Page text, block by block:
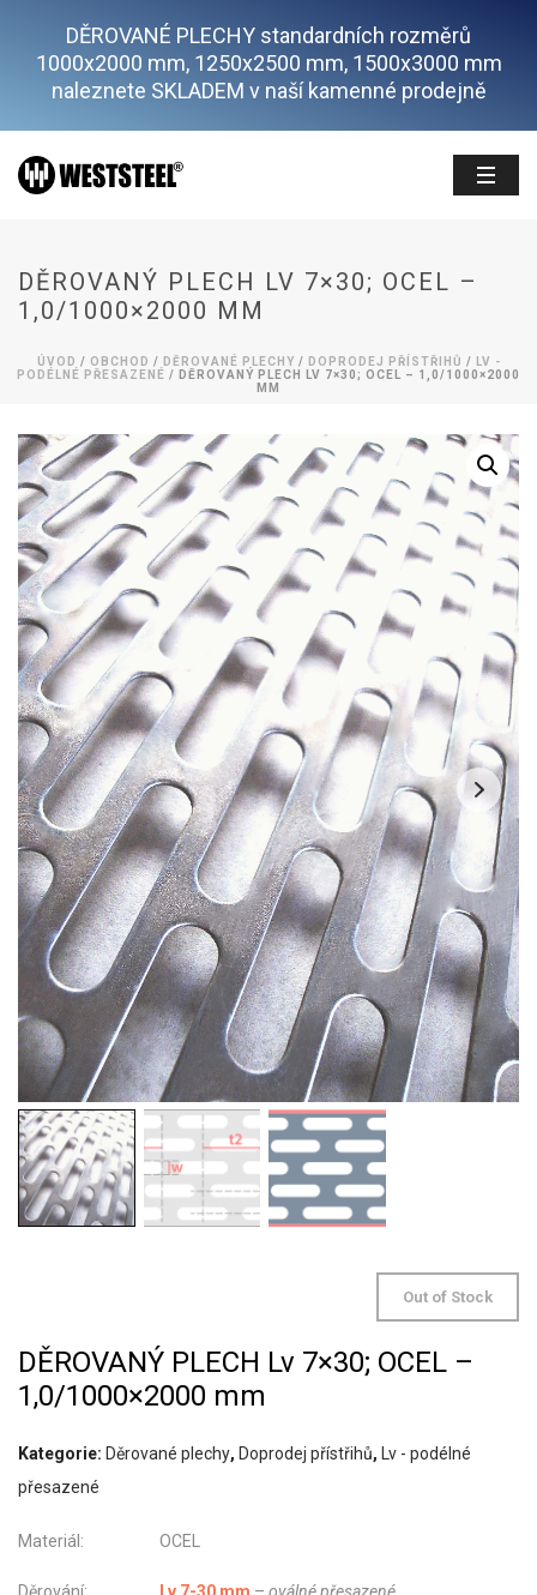
DĚROVANÉ PLECHY standardních rozměrů
1000x2000 mm, 1250x2500 mm, 1500x3000 mm
naleznete SKLADEM v naší kamenné prodejně
DĚROVANÝ PLECH LV 7×30; OCEL –
1,0/1000×2000 MM
ÚVOD / OBCHOD / DĚROVANÉ PLECHY / DOPRODEJ PŘÍSTŘIHŮ /
LV -
PODÉLNÉ PŘESAZENÉ / DĚROVANÝ PLECH LV 7×30; OCEL – 1,0/1000×2000
MM
Out of Stock
DĚROVANÝ PLECH Lv 7×30; OCEL –
1,0/1000×2000 mm
Kategorie: Děrované plechy, Doprodej přístřihů,
Lv - podélné
přesazené
Materiál: OCEL
Děrování: Lv 7-30 mm – oválné přesazené